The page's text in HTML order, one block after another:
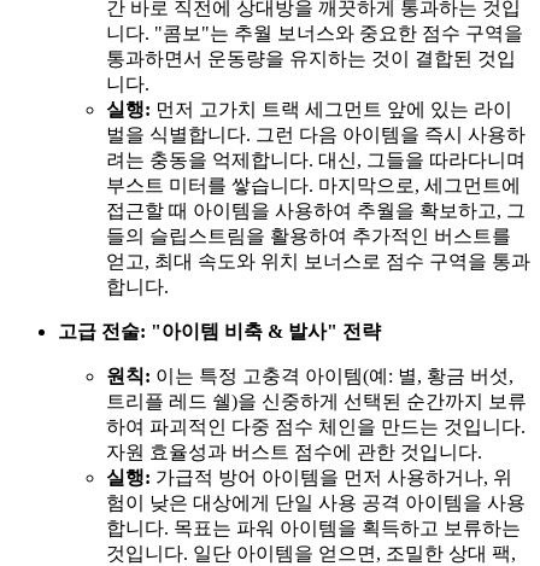
간 바로 직전에 상대방을 깨끗하게 통과하는 것입
니다. "콤보"는 추월 보너스와 중요한 점수 구역을
통과하면서 운동량을 유지하는 것이 결합된 것입
니다.
실행: 먼저 고가치 트랙 세그먼트 앞에 있는 라이
벌을 식별합니다. 그런 다음 아이템을 즉시 사용하
려는 충동을 억제합니다. 대신, 그들을 따라다니며
부스트 미터를 쌓습니다. 마지막으로, 세그먼트에
접근할 때 아이템을 사용하여 추월을 확보하고, 그
들의 슬립스트림을 활용하여 추가적인 버스트를
얻고, 최대 속도와 위치 보너스로 점수 구역을 통과
합니다.
고급 전술: "아이템 비축 & 발사" 전략
원칙: 이는 특정 고충격 아이템(예: 별, 황금 버섯,
트리플 레드 쉘)을 신중하게 선택된 순간까지 보류
하여 파괴적인 다중 점수 체인을 만드는 것입니다.
자원 효율성과 버스트 점수에 관한 것입니다.
실행: 가급적 방어 아이템을 먼저 사용하거나, 위
험이 낮은 대상에게 단일 사용 공격 아이템을 사용
합니다. 목표는 파워 아이템을 획득하고 보류하는
것입니다. 일단 아이템을 얻으면, 조밀한 상대 팩,